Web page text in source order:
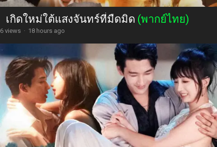
เกิดใหม่ใต้แสงจันทร์ที่มืดมิด (พากย์ไทย)
6 views · 18 hours ago